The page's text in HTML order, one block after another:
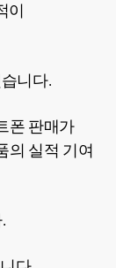
이
니다.
폰 판매가
의 실적 기여